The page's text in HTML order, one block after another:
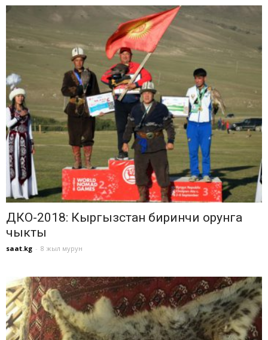
ДКО-2018: Кыргызстан биринчи орунга
чыкты
saat.kg - 8 жыл мурун